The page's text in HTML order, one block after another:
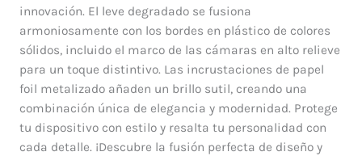
innovación. El leve degradado se fusiona
armoniosamente con los bordes en plástico de colores
sólidos, incluido el marco de las cámaras en alto relieve
para un toque distintivo. Las incrustaciones de papel
foil metalizado añaden un brillo sutil, creando una
combinación única de elegancia y modernidad. Protege
tu dispositivo con estilo y resalta tu personalidad con
cada detalle. ¡Descubre la fusión perfecta de diseño y